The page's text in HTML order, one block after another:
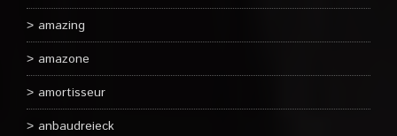
amazing
amazone
amortisseur
anbaudreieck